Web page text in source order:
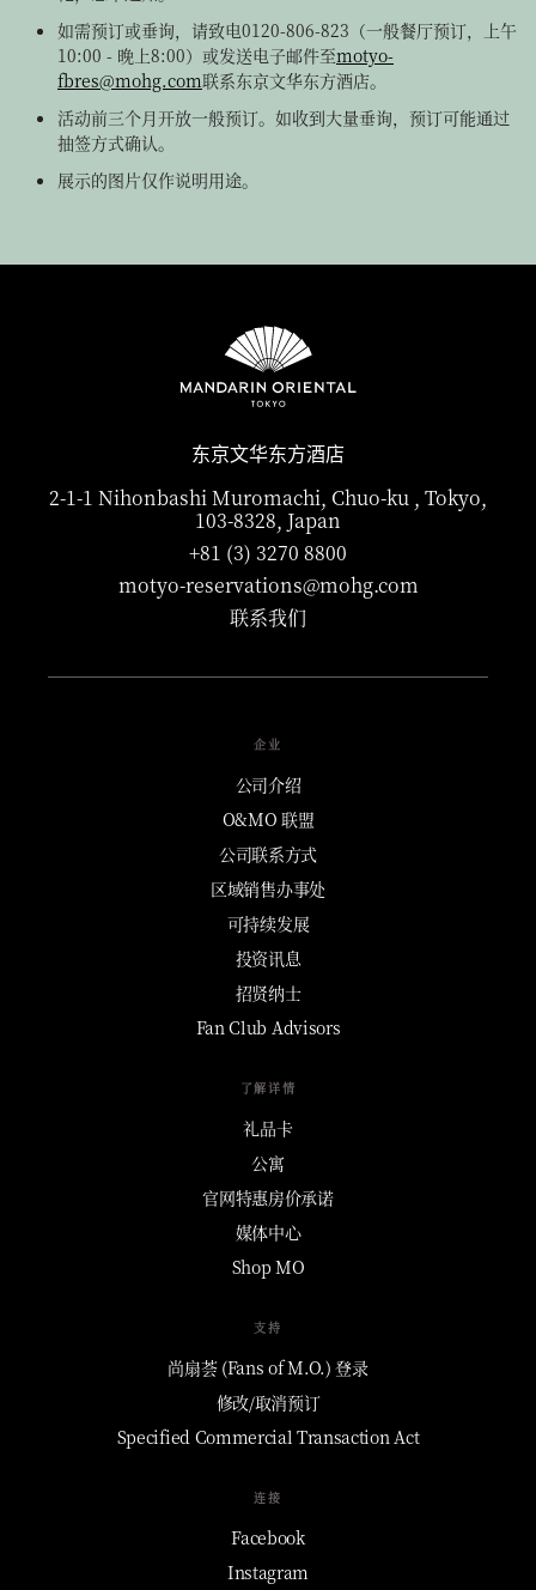
如需预订或垂询，请致电0120-806-823（一般餐厅预订，上午
10:00 - 晚上8:00）或发送电子邮件至motyo-
fbres@mohg.com联系东京文华东方酒店。
活动前三个月开放一般预订。如收到大量垂询，预订可能通过
抽签方式确认。
展示的图片仅作说明用途。
东京文华东方酒店
2-1-1 Nihonbashi Muromachi, Chuo-ku , Tokyo,
103-8328, Japan
+81 (3) 3270 8800
motyo-reservations@mohg.com
联系我们
企业
公司介绍
O&MO 联盟
公司联系方式
区域销售办事处
可持续发展
投资讯息
招贤纳士
Fan Club Advisors
了解详情
礼品卡
公寓
官网特惠房价承诺
媒体中心
Shop MO
支持
尚扇荟 (Fans of M.O.) 登录
修改/取消预订
Specified Commercial Transaction Act
连接
Facebook
Instagram